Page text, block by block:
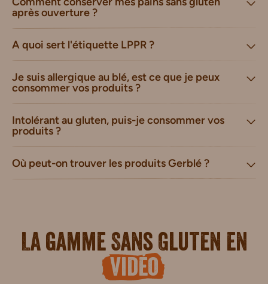
après ouverture ?
A quoi sert l'étiquette LPPR ?
Je suis allergique au blé, est ce que je peux
consommer vos produits ?
Intolérant au gluten, puis-je consommer vos
produits ?
Où peut-on trouver les produits Gerblé ?
La gamme Sans Gluten en
vidéo